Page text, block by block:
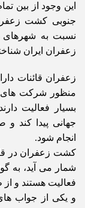
این وجود از بین
جنوبی کشت
نسبت به شهرهای
زعفران ایران
زعفران قائنات
منظور شرکت های
بسیار فعالیت
جهانی پیدا کند
انجام شود.
کشت زعفران در
شمار می آید، به
فعالیت هستند و از
و یکی از جواب